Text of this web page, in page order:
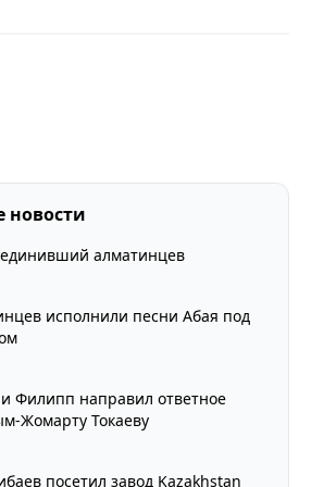
новости
алматинцев
исполнили песни Абая под
Филипп направил ответное
Жомарту Токаеву
посетил завод Kazakhstan